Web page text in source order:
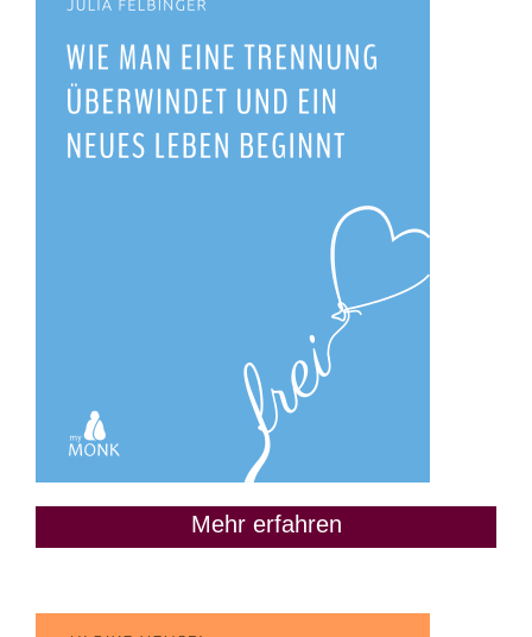
Mehr erfahren